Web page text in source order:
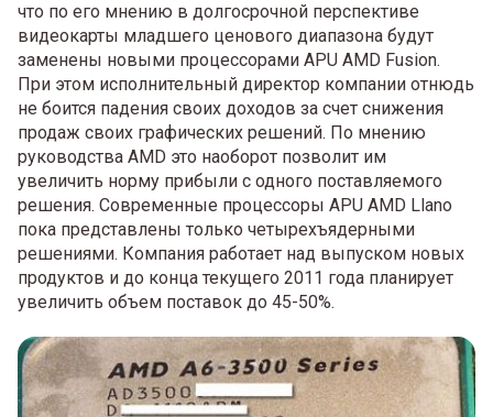
что по его мнению в долгосрочной перспективе
видеокарты младшего ценового диапазона будут
заменены новыми процессорами APU AMD Fusion.
При этом исполнительный директор компании отнюдь
не боится падения своих доходов за счет снижения
продаж своих графических решений. По мнению
руководства AMD это наоборот позволит им
увеличить норму прибыли с одного поставляемого
решения. Современные процессоры APU AMD Llano
пока представлены только четырехъядерными
решениями. Компания работает над выпуском новых
продуктов и до конца текущего 2011 года планирует
увеличить объем поставок до 45-50%.